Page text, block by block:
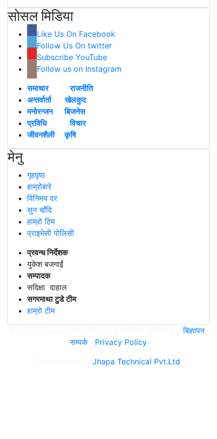
सोसल मिडिया
Like Us On Facebook
Follow Us On twitter
Subscribe YouTube
Follow us on Instagram
समाचार
राजनीति
अन्तर्वार्ता
खेलकुद
मनोरन्जन
बिजनेस
प्रविधि
विचार
जीवनशैली
कृषि
मेनु
गृहपृष्ठ
हाम्रोबारे
विनिमय दर
सुन चाँदि
हाम्रो टिम
प्राइभेसी पोलिसी
प्रवन्ध निर्देशक
युकेश बजगाईं
सम्पादक
सदिक्षा दाहाल
सगरमाथा टुडे टीम
हाम्रो टीम
© 2026: Sagarmatha Today मा सर्वाधिक सुरक्षित छ. |बिज्ञापन|
सम्पर्क
Privacy Policy
Jhapa Technical Pvt.Ltd